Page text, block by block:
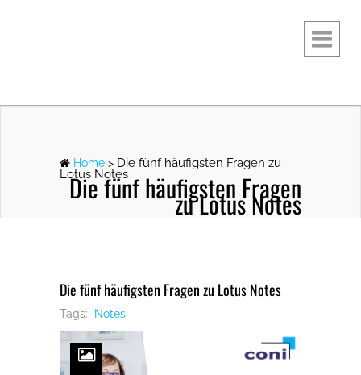
Home > Die fünf häufigsten Fragen zu
Lotus Notes
Die fünf häufigsten Fragen
zu Lotus Notes
Die fünf häufigsten Fragen zu Lotus Notes
Tags: Notes